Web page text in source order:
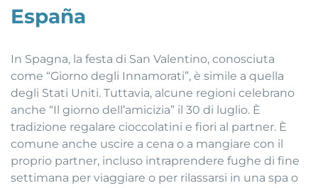
España
In Spagna, la festa di San Valentino, conosciuta
come “Giorno degli Innamorati”, è simile a quella
degli Stati Uniti. Tuttavia, alcune regioni celebrano
anche “Il giorno dell’amicizia” il 30 di luglio. È
tradizione regalare cioccolatini e fiori al partner. È
comune anche uscire a cena o a mangiare con il
proprio partner, incluso intraprendere fughe di fine
settimana per viaggiare o per rilassarsi in una spa o